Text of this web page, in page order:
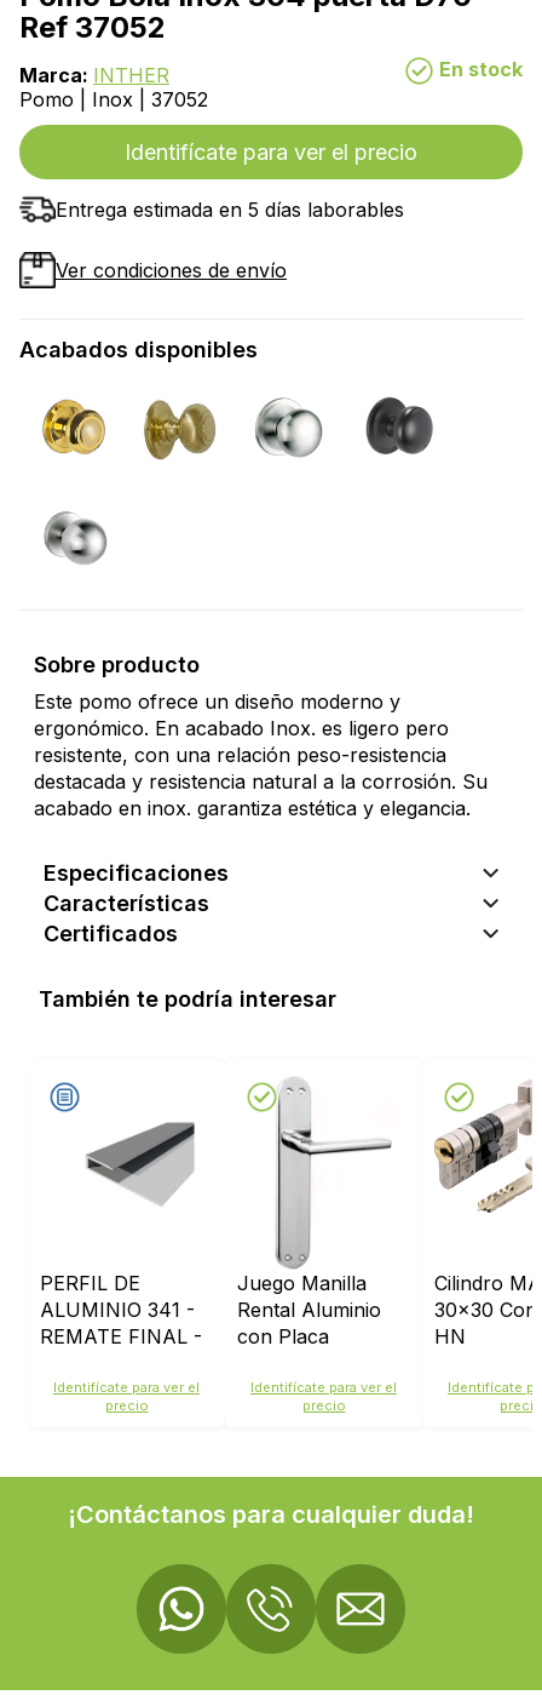
Ref 37052
Marca: INTHER
En stock
Pomo | Inox | 37052
Identifícate para ver el precio
Entrega estimada en 5 días laborables
Ver condiciones de envío
Acabados disponibles
Sobre producto
Este pomo ofrece un diseño moderno y
ergonómico. En acabado Inox. es ligero pero
resistente, con una relación peso-resistencia
destacada y resistencia natural a la corrosión. Su
acabado en inox. garantiza estética y elegancia.
Especificaciones
Características
Certificados
También te podría interesar
PERFIL DE
ALUMINIO 341 -
REMATE FINAL -
ACERO MATE
Identifícate para ver el
precio
Juego Manilla
Rental Aluminio
con Placa
Identifícate para ver el
precio
Cilindro
30x30 Con
HN
Identifícate
precio
¡Contáctanos para cualquier duda!